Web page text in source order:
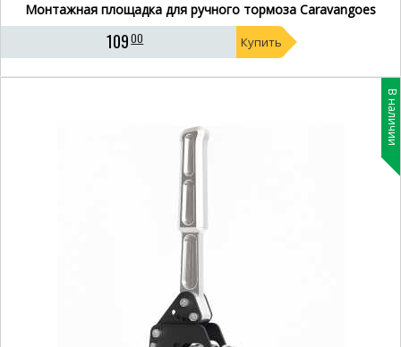
Монтажная площадка для ручного тормоза Caravangoes
10900 Купить
В наличии